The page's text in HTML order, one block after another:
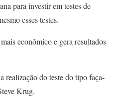
para investir em testes de
esses testes.
econômico e gera resultados
realização do teste do tipo faça-
Krug.